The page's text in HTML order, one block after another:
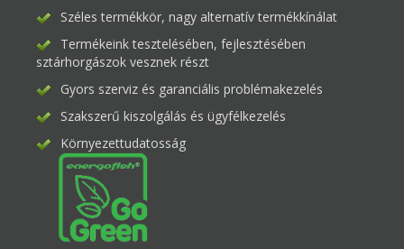
Széles termékkör, nagy alternatív termékkínálat
Termékeink tesztelésében, fejlesztésében
sztárhorgászok vesznek részt
Gyors szerviz és garanciális problémakezelés
Szakszerű kiszolgálás és ügyfélkezelés
Környezettudatosság